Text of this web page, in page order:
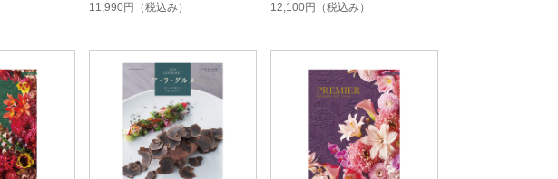
11,990円 （税込み） 12,100円 （税込み）